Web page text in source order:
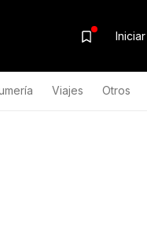
Viajes Otros